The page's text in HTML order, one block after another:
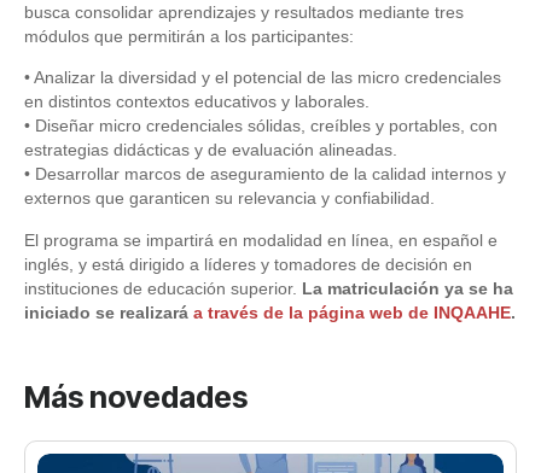
busca consolidar aprendizajes y resultados mediante tres
módulos que permitirán a los participantes:
• Analizar la diversidad y el potencial de las micro credenciales
en distintos contextos educativos y laborales.
• Diseñar micro credenciales sólidas, creíbles y portables, con
estrategias didácticas y de evaluación alineadas.
• Desarrollar marcos de aseguramiento de la calidad internos y
externos que garanticen su relevancia y confiabilidad.
El programa se impartirá en modalidad en línea, en español e
inglés, y está dirigido a líderes y tomadores de decisión en
instituciones de educación superior. La matriculación ya se ha
iniciado se realizará a través de la página web de INQAAHE.
Más novedades